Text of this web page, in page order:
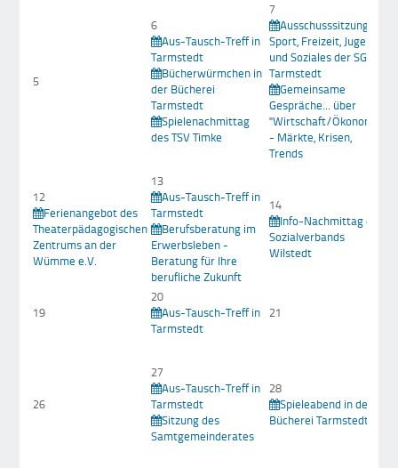
5
6
Aus-Tausch-Treff in
Tarmstedt
Bücherwürmchen in
der Bücherei
Tarmstedt
Spielenachmittag
des TSV Timke
7
Ausschusssitzung für
Sport, Freizeit, Jugend
und Soziales der SG
Tarmstedt
Gemeinsame
Gespräche... über
"Wirtschaft/Ökonomie
- Märkte, Krisen,
Trends
12
Ferienangebot des
Theaterpädagogischen
Zentrums an der
Wümme e.V.
13
Aus-Tausch-Treff in
Tarmstedt
Berufsberatung im
Erwerbsleben -
Beratung für Ihre
berufliche Zukunft
14
Info-Nachmittag des
Sozialverbands
Wilstedt
19
20
Aus-Tausch-Treff in
Tarmstedt
21
26
27
Aus-Tausch-Treff in
Tarmstedt
Sitzung des
Samtgemeinderates
28
Spieleabend in der
Bücherei Tarmstedt